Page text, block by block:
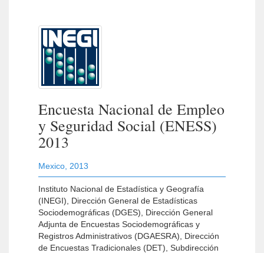
Encuesta Nacional de Empleo
y Seguridad Social (ENESS)
2013
Mexico 2013
Instituto Nacional de Estadística y Geografía
(INEGI), Dirección General de Estadísticas
Sociodemográficas (DGES), Dirección General
Adjunta de Encuestas Sociodemográficas y
Registros Administrativos (DGAESRA), Dirección
de Encuestas Tradicionales (DET), Subdirección